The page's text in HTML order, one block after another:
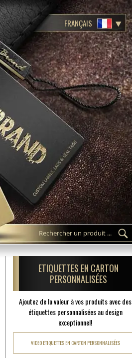
FRANÇAIS
ETIQUETTES EN CARTON
PERSONNALISÉES
Ajoutez de la valeur à vos produits avec des
étiquettes personnalisées au design
exceptionnel!
VIDEO ETIQUETTES EN CARTON PERSONNALISÉES